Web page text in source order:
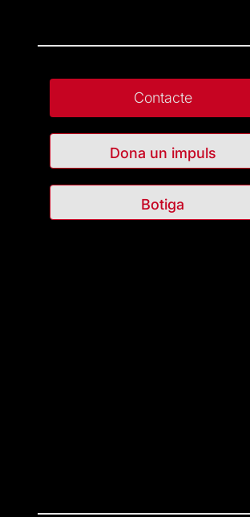
Contacte
Dona un impuls
Botiga